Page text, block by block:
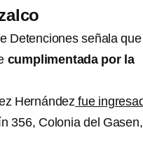
Detenciones señala
cumplimentada por la
Hernández fue
356, Colonia del